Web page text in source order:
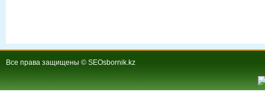
Все права защищены © SEOsbornik.kz